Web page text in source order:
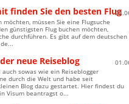
finden Sie den besten Flug
möchten, müssen Sie eine Flugsuche
günstigsten Flug buchen möchten,
durchführen. Es gibt auf dem
neue Reiseblog
sowas wie ein Reiseblogger
durch die Welt und habe seit
Blog dazu gestartet. Hier findest du
Visum beantragst o...